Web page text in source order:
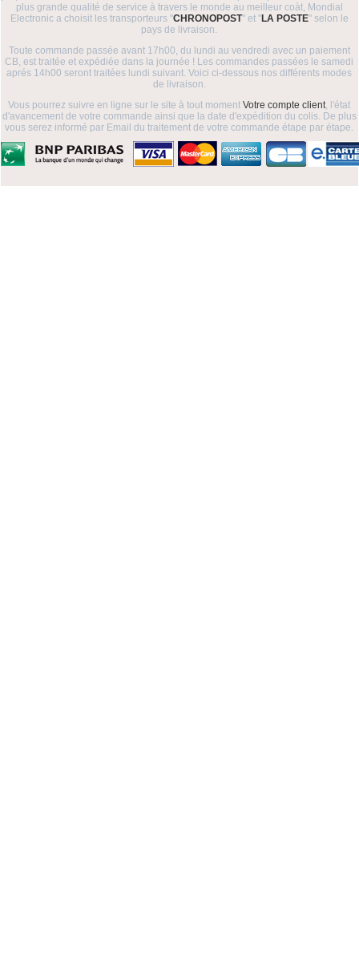
plus grande qualité de service à travers le monde au meilleur coàt, Mondial
Electronic a choisit les transporteurs "CHRONOPOST" et "LA POSTE" selon le
pays de livraison.
Toute commande passée avant 17h00, du lundi au vendredi avec un paiement
CB, est traitée et expédiée dans la journée ! Les commandes passées le samedi
aprés 14h00 seront traitées lundi suivant. Voici ci-dessous nos différents modes
de livraison.
Vous pourrez suivre en ligne sur le site à tout momentVotre compte client , l'état
d'avancement de votre commande ainsi que la date d'expédition du colis. De plus
vous serez informé par Email du traitement de votre commande étape par étape.